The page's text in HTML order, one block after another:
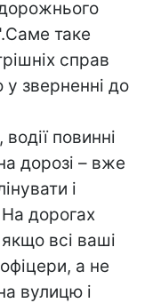
таке
справ
у зверненнi до
повинні
дорозі – вже
і
дорогах
всі ваші
а не
вулицю і